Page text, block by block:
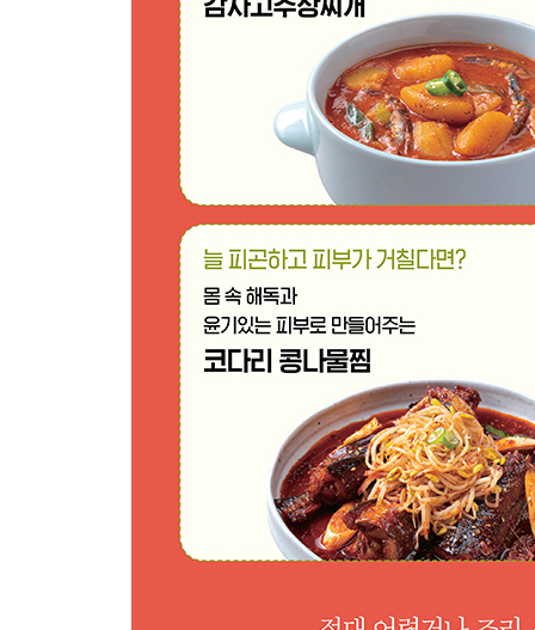
섬유질과 비타민 풍부한 저칼로리 영양 식품
양상추
샐러드 대신 볶음으로 즐기는 양상추새우볶음 165
열도 내리고 피부도 윤기있게 양상추견과청국장쌈
오이를 곁들여 상큼한 양상추오이샐러드 167
여름을 이기는 보약같은 채소 애호박
더울 때 열을 내리는 애호박비빔국수 169
더욱 시원하게 즐기는 애호박홍합찌개 170
아연이 풍부해 입맛 살리는 애호박굴전 171
열량이 낮고 식이섬유가 풍부해 체중관리에 효과
지친 간과 신장에 좋은 청경채전복볶음 173
영양 가득, 샐러드처럼 즐기는 청경채오이무침 174
된장을 넣어 영양 흡수가 더욱 잘 되는 청경채된장
섬유질이 많아 변비에 좋은 참나물
팽이버섯을 더해 항산화 작용을 높인 참나물팽이